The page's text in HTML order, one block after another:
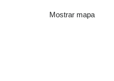
Mostrar mapa